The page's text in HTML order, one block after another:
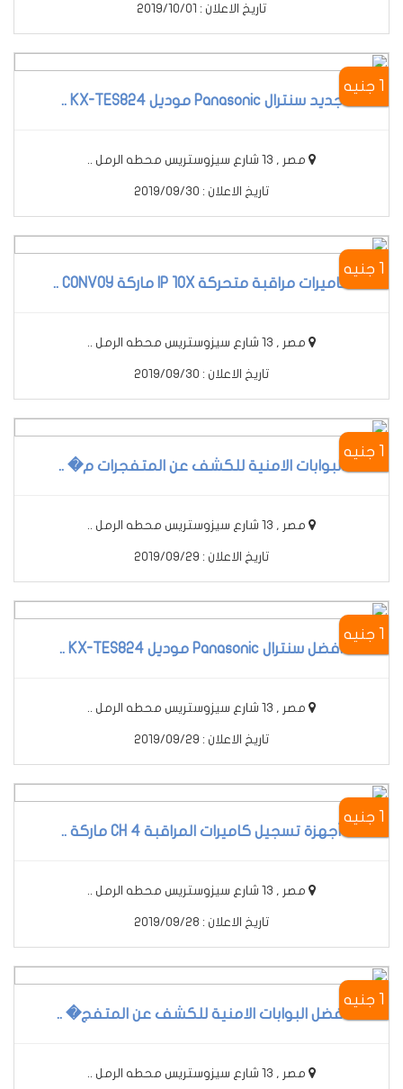
تاريخ الاعلان : 2019/10/01
1 جنيه
جديد سنترال Panasonic موديل KX-TES824 ..
مصر , 13 شارع سيزوستريس محطه الرمل ..
تاريخ الاعلان : 2019/09/30
1 جنيه
كاميرات مراقبة متحركة IP 10X ماركة CONVOY ..
مصر , 13 شارع سيزوستريس محطه الرمل ..
تاريخ الاعلان : 2019/09/30
1 جنيه
البوابات الامنية للكشف عن المتفجرات م� ..
مصر , 13 شارع سيزوستريس محطه الرمل ..
تاريخ الاعلان : 2019/09/29
1 جنيه
أفضل سنترال Panasonic موديل KX-TES824 ..
مصر , 13 شارع سيزوستريس محطه الرمل ..
تاريخ الاعلان : 2019/09/29
1 جنيه
أجهزة تسجيل كاميرات المراقبة 4 CH ماركة ..
مصر , 13 شارع سيزوستريس محطه الرمل ..
تاريخ الاعلان : 2019/09/28
1 جنيه
أفضل البوابات الامنية للكشف عن المتفج� ..
مصر , 13 شارع سيزوستريس محطه الرمل ..